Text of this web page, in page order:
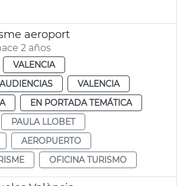
aeroport
2 años
VALENCIA
VALENCIA
EN PORTADA TEMÁTICA
PAULA LLOBET
AEROPUERTO
OFICINA TURISMO